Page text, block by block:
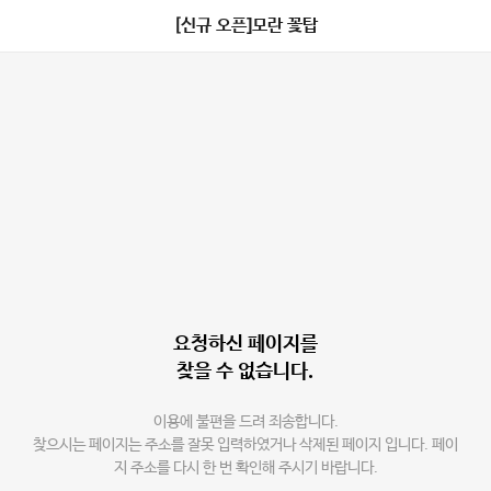
[신규 오픈]모란 꽃탑
요청하신 페이지를
찾을 수 없습니다.
이용에 불편을 드려 죄송합니다.
찾으시는 페이지는 주소를 잘못 입력하였거나 삭제된 페이지 입니다. 페이
지 주소를 다시 한 번 확인해 주시기 바랍니다.